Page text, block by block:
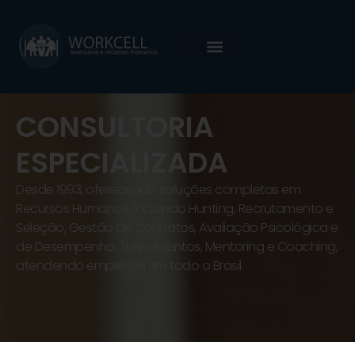
CONSULTORIA
ESPECIALIZADA
Desde 1993, oferecendo soluções completas em
Recursos Humanos, incluindo Hunting, Recrutamento e
Seleção, Gestão de Contratos, Avaliação Psicológica e
de Desempenho, Treinamentos, Mentoring e Coaching,
atendendo empresas em todo o Brasil